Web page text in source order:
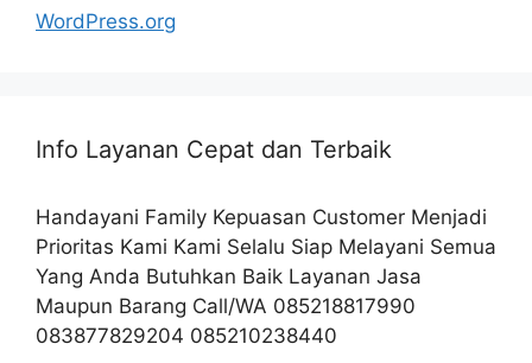
WordPress.org
Info Layanan Cepat dan Terbaik
Handayani Family Kepuasan Customer Menjadi
Prioritas Kami Kami Selalu Siap Melayani Semua
Yang Anda Butuhkan Baik Layanan Jasa
Maupun Barang Call/WA 085218817990
083877829204 085210238440